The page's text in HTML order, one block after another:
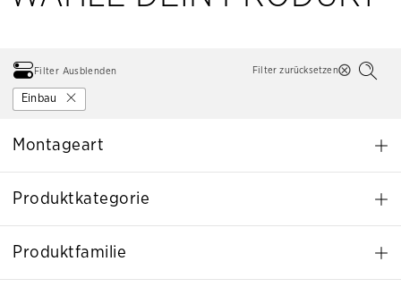
Filter Ausblenden Filter zurücksetzen
Einbau
Montageart
Produktkategorie
Produktfamilie